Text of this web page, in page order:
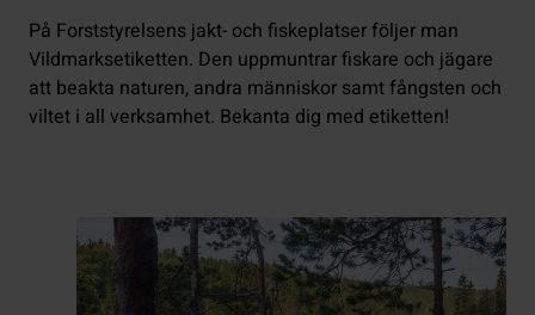
På Forststyrelsens jakt- och fiskeplatser följer man
Vildmarksetiketten. Den uppmuntrar fiskare och jägare
att beakta naturen, andra människor samt fångsten och
viltet i all verksamhet. Bekanta dig med etiketten!